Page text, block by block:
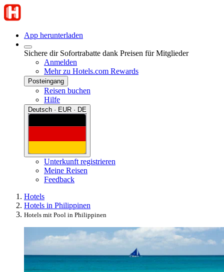
App herunterladen
Sichere dir Sofortrabatte dank Preisen für Mitglieder
Anmelden
Mehr zu Hotels.com Rewards
Posteingang
Reisen buchen
Hilfe
Deutsch · EUR · DE
Unterkunft registrieren
Meine Reisen
Feedback
Hotels
Hotels in Philippinen
Hotels mit Pool in Philippinen